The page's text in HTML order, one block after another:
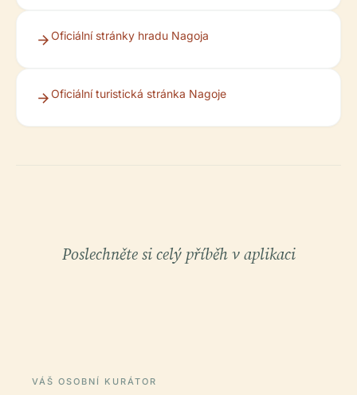
Oficiální stránky hradu Nagoja
Oficiální turistická stránka Nagoje
Poslechněte si celý příběh v aplikaci
VÁŠ OSOBNÍ KURÁTOR